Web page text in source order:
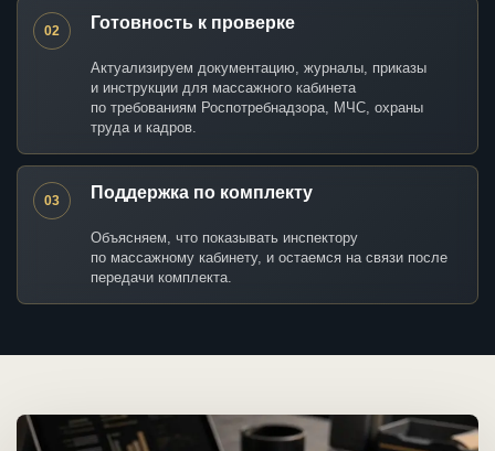
02 Готовность к проверке
Актуализируем документацию, журналы, приказы
и инструкции для массажного кабинета
по требованиям Роспотребнадзора, МЧС, охраны
труда и кадров.
03 Поддержка по комплекту
Объясняем, что показывать инспектору
по массажному кабинету, и остаемся на связи после
передачи комплекта.